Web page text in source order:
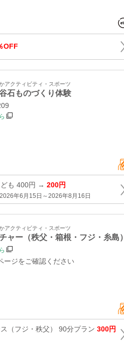
OFF
アクティビティ・スポーツ
石ものづくり体験
も 400円 → 200円
年6月15日～2026年8月16日
アクティビティ・スポーツ
ャー（秩父・箱根・フジ・糸島）
ージをご確認ください
ス（フジ・秩父） 90分プラン 300円